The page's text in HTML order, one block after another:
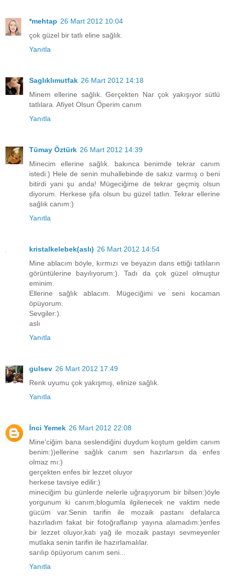
*mehtap 26 Mart 2012 10:04
çok güzel bir tatlı eline sağlık.
Yanıtla
Saglıklımutfak 26 Mart 2012 14:18
Minem ellerine sağlık. Gerçekten Nar çok yakışıyor sütlü
tatlılara. Afiyet Olsun Öperim canım
Yanıtla
Tümay Öztürk 26 Mart 2012 14:39
Minecim ellerine sağlık. bakınca benimde tekrar canım
istedi:) Hele de senin muhallebinde de sakız varmış o beni
bitirdi yani şu anda! Mügeciğime de tekrar geçmiş olsun
diyorum. Herkese şifa olsun bu güzel tatlın. Tekrar ellerine
sağlık canım:)
Yanıtla
kristalkelebek(aslı) 26 Mart 2012 14:54
Mine ablacım böyle, kırmızı ve beyazın dans ettiği tatlıların
görüntülerine bayılıyorum:). Tadı da çok güzel olmuştur
eminim.
Ellerine sağlık ablacım. Mügeciğimi ve seni kocaman
öpüyorum.
Sevgiler:).
aslı
Yanıtla
gulsev 26 Mart 2012 17:49
Renk uyumu çok yakışmış, elinize sağlık.
Yanıtla
İnci Yemek 26 Mart 2012 22:08
Mine'ciğim bana seslendiğini duydum koştum geldim canım
benim:))ellerine sağlık canım sen hazırlarsın da enfes
olmaz mı:)
gerçekten enfes bir lezzet oluyor
herkese tavsiye edilir:)
mineciğim bu günlerde nelerle uğraşıyorum bir bilsen:)öyle
yorgunum ki canım,blogumla ilgilenecek ne vaktim nede
gücüm var.Senin tarifin ile mozaik pastanı defalarca
hazırladım fakat bir fotoğraflanıp yayına alamadım:)enfes
bir lezzet oluyor,katı yağ ile mozaik pastayı sevmeyenler
mutlaka senin tarifin ile hazırlamalılar.
sarılıp öpüyorum canım seni...
Yanıtla